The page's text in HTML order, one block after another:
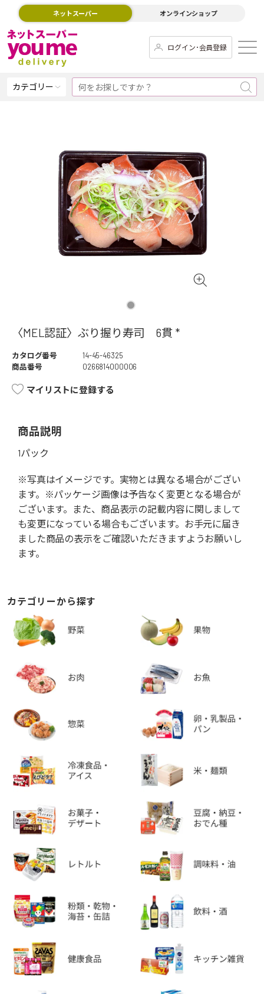
ネットスーパー オンラインショップ
ログイン･会員登録
カテゴリー
〈MEL認証〉ぶり握り寿司 6貫 *
カタログ番号
14-45-46325
商品番号
0266814000006
マイリストに登録する
商品説明
1パック
※写真はイメージです。実物とは異なる場合がござい
ます。※パッケージ画像は予告なく変更となる場合が
ございます。また、商品表示の記載内容に関しまして
も変更になっている場合もございます。お手元に届き
ました商品の表示をご確認いただきますようお願いし
ます。
カテゴリーから探す